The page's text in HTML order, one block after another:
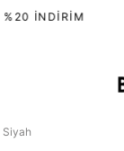
İNDIRIM